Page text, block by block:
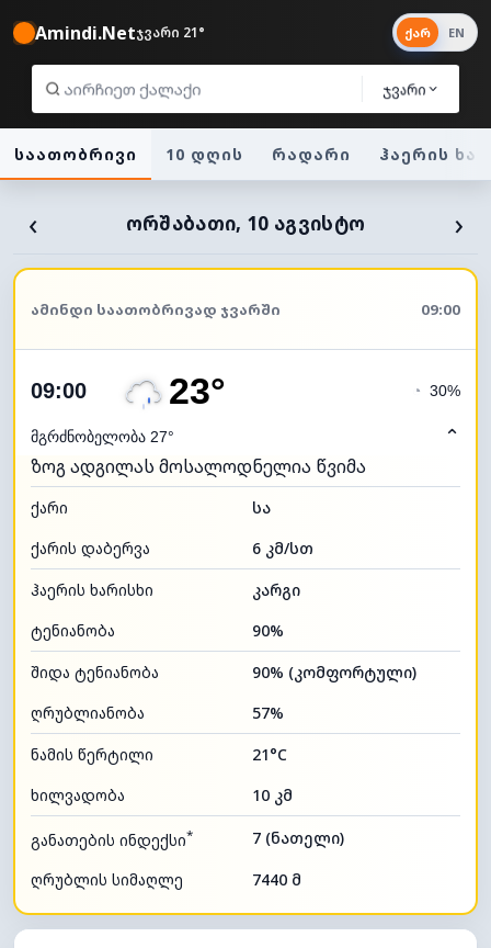
Amindi.Netჯვარი 21°
ჯვარი
ქარ EN
საათობრივი 10 დღის რადარი ჰაერის
‹ ᲝᲠᲨᲐᲑᲐᲗᲘ, 10 ᲐᲒᲕᲘᲡᲢᲝ ›
ᲐᲛᲘᲜᲓᲘ ᲡᲐᲐᲗᲝᲑᲠᲘᲕᲐᲓ ᲯᲕᲐᲠᲨᲘ 09:00
09:00 23°
მგრძნობელობა 27°
◔ 30%
⌃
ზოგ ადგილას მოსალოდნელია წვიმა
ქარი
სა
ქარის დაბერვა
6 კმ/სთ
ჰაერის ხარისხი
კარგი
ტენიანობა
90%
შიდა ტენიანობა
90% (კომფორტული)
ღრუბლიანობა
57%
ნამის წერტილი
21°C
ხილვადობა
10 კმ
განათების ინდექსი* 7 (ნათელი)
ღრუბლის სიმაღლე 7440 მ